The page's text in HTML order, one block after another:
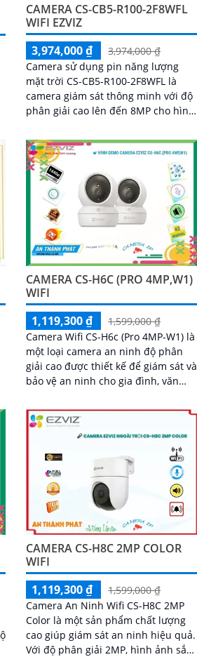
CAMERA CS-CB5-R100-2F8WFL
WIFI EZVIZ
3,974,000 ₫
3,974,000 ₫
Camera sử dụng pin năng lượng
mặt trời CS-CB5-R100-2F8WFL là
camera giám sát thông minh với độ
phân giải cao lên đến 8MP cho hình
nghệ AI camera có khả năng phát
hiện dáng người và phương tiện báo
động khi phát hiện xâm nhập Thiết
kế bền bỉ chống nước IP65 phù hợp
lắp đặt trong mọi điều kiện thời tiết.
Camera An Ninh CS-CB5-R100-
2F8WFL có khả năng còi hú, đèn
chớp báo động, Wifi Không Dây,
chức năng AI deep learning phân
biệt người & phương tiện
CAMERA CS-H6C (PRO 4MP,W1)
WIFI
1,119,300 ₫
1,599,000 ₫
Camera Wifi CS-H6c (Pro 4MP-W1) là
một loại camera an ninh độ phân
giải cao được thiết kế để giám sát và
bảo vệ an ninh cho gia đình, văn
cộng. ...
CAMERA CS-H8C 2MP COLOR
WIFI
1,119,300 ₫
1,599,000 ₫
Camera An Ninh Wifi CS-H8C 2MP
Color là một sản phẩm chất lượng
cao giúp giám sát an ninh hiệu quả.
Với độ phân giải 2MP, hình ảnh sắc